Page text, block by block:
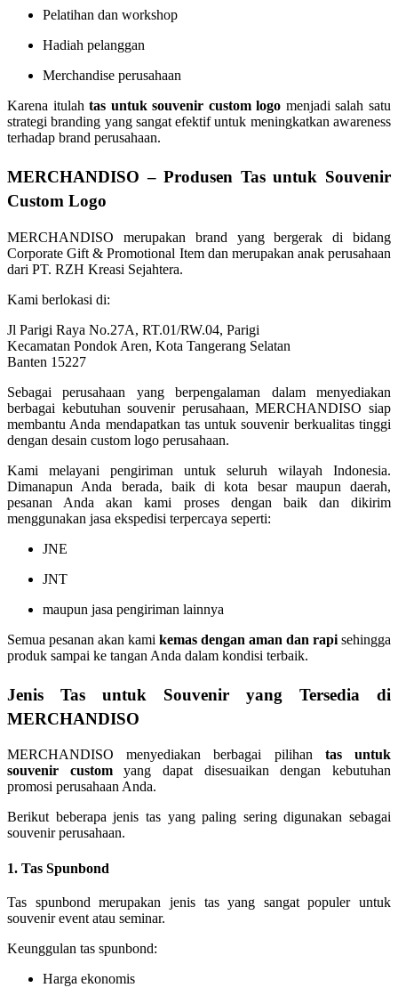
Pelatihan dan workshop
Hadiah pelanggan
Merchandise perusahaan
Karena itulahtas untuk souvenir custom logo menjadi salah satu
strategi branding yang sangat efektif untuk meningkatkan awareness
terhadap brand perusahaan.
MERCHANDISO – Produsen Tas untuk Souvenir
Custom Logo
MERCHANDISO merupakan brand yang bergerak di bidang
Corporate Gift & Promotional Item dan merupakan anak perusahaan
dari PT. RZH Kreasi Sejahtera.
Kami berlokasi di:
Jl Parigi Raya No.27A, RT.01/RW.04, Parigi
Kecamatan Pondok Aren, Kota Tangerang Selatan
Banten 15227
Sebagai perusahaan yang berpengalaman dalam menyediakan
berbagai kebutuhan souvenir perusahaan, MERCHANDISO siap
membantu Anda mendapatkan tas untuk souvenir berkualitas tinggi
dengan desain custom logo perusahaan.
Kami melayani pengiriman untuk seluruh wilayah Indonesia.
Dimanapun Anda berada, baik di kota besar maupun daerah,
pesanan Anda akan kami proses dengan baik dan dikirim
menggunakan jasa ekspedisi terpercaya seperti:
JNE
JNT
maupun jasa pengiriman lainnya
Semua pesanan akan kami kemas dengan aman dan rapi sehingga
produk sampai ke tangan Anda dalam kondisi terbaik.
Jenis Tas untuk Souvenir yang Tersedia di
MERCHANDISO
MERCHANDISO menyediakan berbagai pilihan tas untuk
souvenir customyang dapat disesuaikan dengan kebutuhan
promosi perusahaan Anda.
Berikut beberapa jenis tas yang paling sering digunakan sebagai
souvenir perusahaan.
1. Tas Spunbond
Tas spunbond merupakan jenis tas yang sangat populer untuk
souvenir event atau seminar.
Keunggulan tas spunbond:
Harga ekonomis